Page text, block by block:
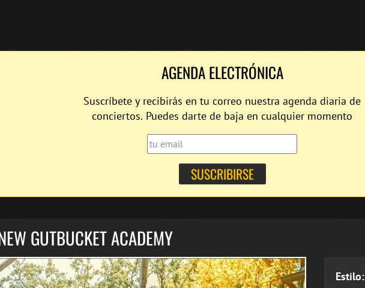
AGENDA ELECTRÓNICA
Suscríbete y recibirás en tu correo nuestra agenda diaria de
conciertos. Puedes darte de baja en cualquier momento
GUTBUCKET ACADEMY
Estilo: